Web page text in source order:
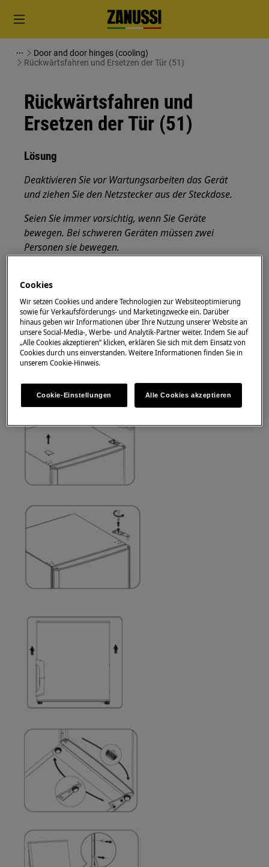
Door and door hinges (cooling)
Rückwärtsfahren und Ersetzen der Tür (51)
Rückwärtsfahren und
Ersetzen der Tür (51)
Lösung
Deaktivieren Sie vor Wartungsarbeiten das Gerät
und ziehen Sie den Netzstecker aus derSteckdose.
Seien Sie immer vorsichtig, wenn Sie Geräte
bewegen. Bei schweren Geräten müssen zwei
Personen sie bewegen.
geschlossenes Schuhwerk.
Bitte beachten Sie, dass eine Selbstreparatur oder
eine nicht professionelle Reparatur Sicherheitsfolgen
haben kann, wenn sie nicht ordnungsgemäß
durchgeführt wird
Cookies
Wir setzen Cookies und andere Technologien zur Websiteoptimierung
sowie für Verkaufsförderungs- und Marketingzwecke ein. Darüber
hinaus geben wir Informationen über Ihre Nutzung unserer Website an
unsere Social-Media-, Werbe- und Analytik-Partner weiter. Indem Sie auf
„Alle Cookies akzeptieren“ klicken, erklären Sie sich mit dem Einsatz von
Cookies durch uns einverstanden. Weitere Informationen finden Sie in
unserem Cookie-Hinweis.
Cookie-Einstellungen Alle Cookies akzeptieren